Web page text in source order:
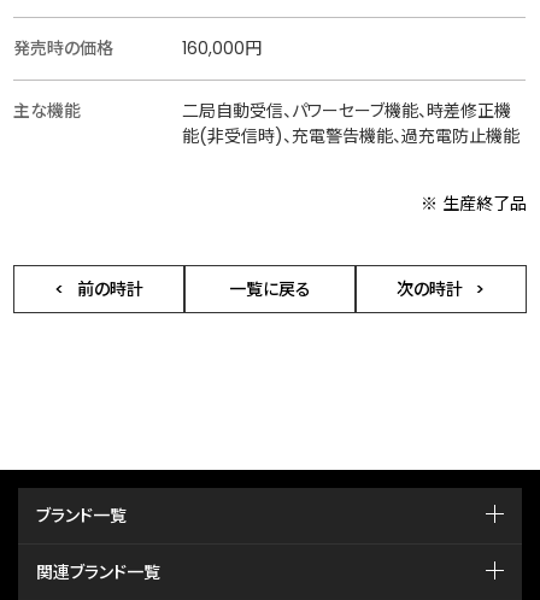
発売時の価格 160,000円
主な機能
二局自動受信、パワーセーブ機能、時差修正機
能(非受信時)、充電警告機能、過充電防止機能
※ 生産終了品
前の時計 一覧に戻る 次の時計
ブランド一覧
関連ブランド一覧